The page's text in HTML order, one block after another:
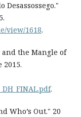
view/1618.
and the Mangle of
.
Who’s Out." 20